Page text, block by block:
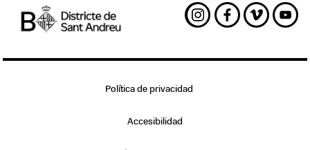
Instagram
Facebook
Vimeo
Política de privacidad
Accesibilidad